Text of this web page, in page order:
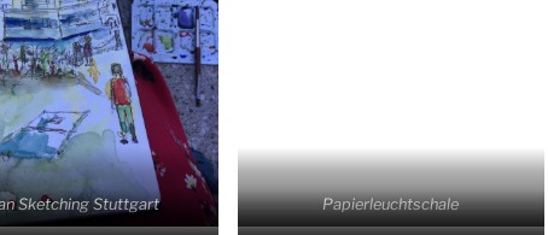
Sket­ching Stuttgart Papier­leucht­scha­le